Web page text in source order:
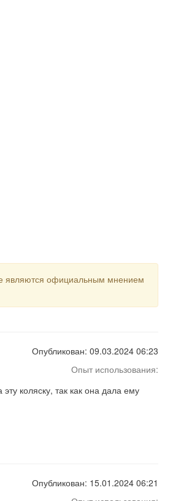
являются официальным мнением
Опубликован: 09.03.2024 06:23
Опыт использования:
коляску, так как она дала ему
Опубликован: 15.01.2024 06:21